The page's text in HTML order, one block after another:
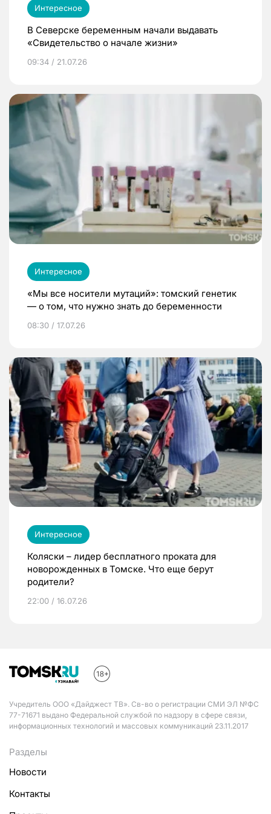
Интересное
В Северске беременным начали выдавать
«Свидетельство о начале жизни»
09:34 / 21.07.26
Интересное
«Мы все носители мутаций»: томский генетик
— о том, что нужно знать до беременности
08:30 / 17.07.26
Интересное
Коляски – лидер бесплатного проката для
новорожденных в Томске. Что еще берут
родители?
22:00 / 16.07.26
Учредитель ООО «Дайджест ТВ». Св-во о регистрации СМИ ЭЛ №ФС
77-71671 выдано Федеральной службой по надзору в сфере связи,
информационных технологий и массовых коммуникаций 23.11.2017
Разделы
Новости
Контакты